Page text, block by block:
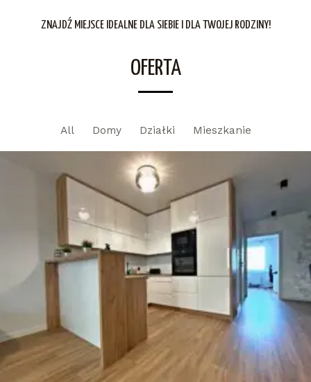
ZNAJDŹ MIEJSCE IDEALNE DLA SIEBIE I DLA TWOJEJ RODZINY!
OFERTA
All Domy Działki Mieszkanie